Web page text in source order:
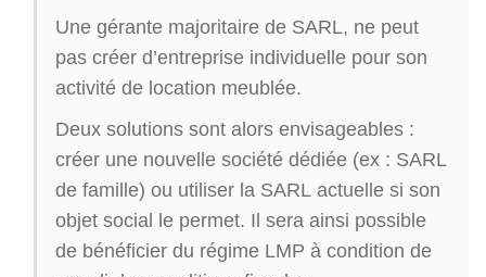
Une gérante majoritaire de SARL, ne peut
pas créer d’entreprise individuelle pour son
activité de location meublée.
Deux solutions sont alors envisageables :
créer une nouvelle société dédiée (ex : SARL
de famille) ou utiliser la SARL actuelle si son
objet social le permet. Il sera ainsi possible
de bénéficier du régime LMP à condition de